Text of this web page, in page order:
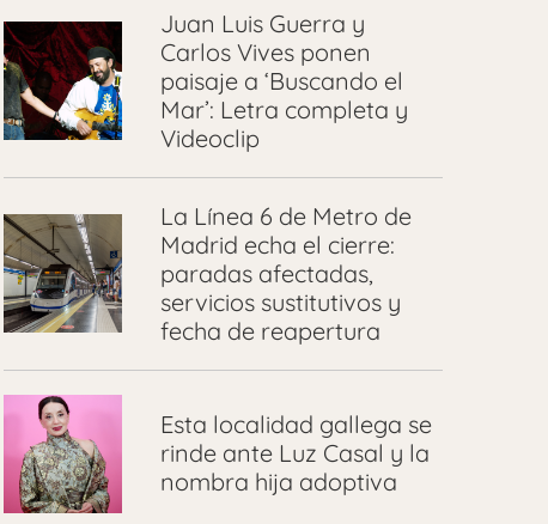
Juan Luis Guerra y
Carlos Vives ponen
paisaje a ‘Buscando el
Mar’: Letra completa y
Videoclip
La Línea 6 de Metro de
Madrid echa el cierre:
paradas afectadas,
servicios sustitutivos y
fecha de reapertura
Esta localidad gallega se
rinde ante Luz Casal y la
nombra hija adoptiva